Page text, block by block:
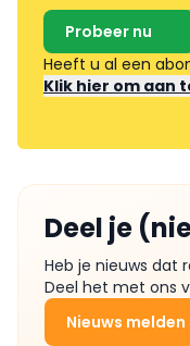
Probeer nu
Heeft u al een
Klik hier om aan
Deel je
Heb je nieuws dat
Deel het met ons
Nieuws melden